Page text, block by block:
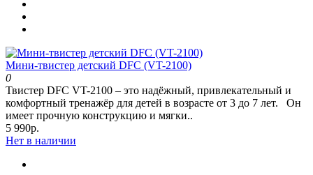
Мини-твистер детский DFC (VT-2100)
0
Твистер DFC VT-2100 – это надёжный, привлекательный и
комфортный тренажёр для детей в возрасте от 3 до 7 лет. Он
имеет прочную конструкцию и мягки..
5 990р.
Нет в наличии